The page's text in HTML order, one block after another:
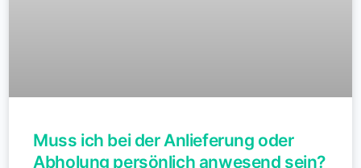
Muss ich bei der Anlieferung oder
Abholung persönlich anwesend sein?